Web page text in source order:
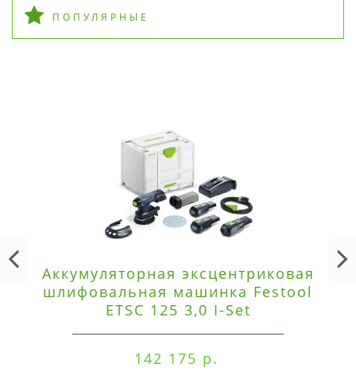
ПОПУЛЯРНЫЕ
Аккумуляторная эксцентриковая
шлифовальная машинка Festool
ETSC 125 3,0 I-Set
142 175 р.